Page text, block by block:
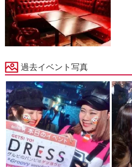
過去イベント写真